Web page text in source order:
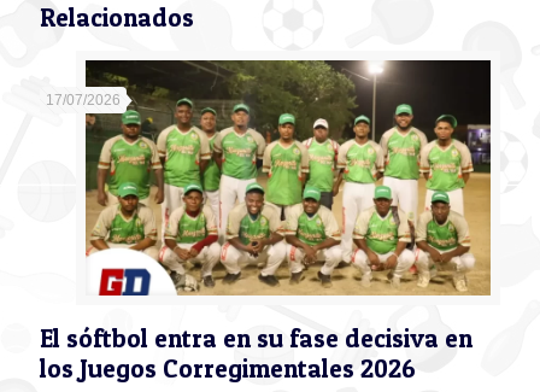
Relacionados
17/07/2026
El sóftbol entra en su fase decisiva en
los Juegos Corregimentales 2026